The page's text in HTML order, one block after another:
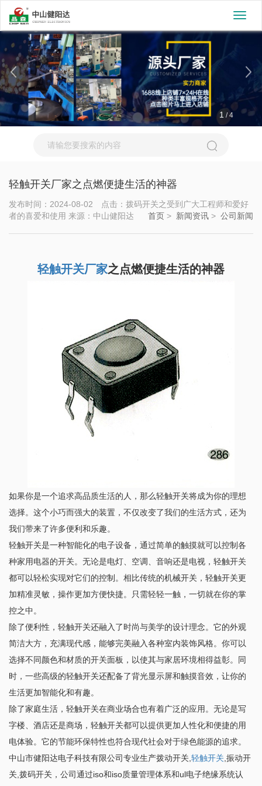
切
换
1/4
轻触开关厂家之点燃便捷生活的神器
发布时间：2024-08-02 点击：拨码开关之受到广大工程师和爱好
者的喜爱和使用 来源：中山健阳达
首页 > 新闻资讯 > 公司新闻
轻触开关厂家之点燃便捷生活的神器
如果你是一个追求高品质生活的人，那么轻触开关将成为你的理想
选择。这个小巧而强大的装置，不仅改变了我们的生活方式，还为
我们带来了许多便利和乐趣。
轻触开关是一种智能化的电子设备，通过简单的触摸就可以控制各
种家用电器的开关。无论是电灯、空调、音响还是电视，轻触开关
都可以轻松实现对它们的控制。相比传统的机械开关，轻触开关更
加精准灵敏，操作更加方便快捷。只需轻轻一触，一切就在你的掌
控之中。
除了便利性，轻触开关还融入了时尚与美学的设计理念。它的外观
简洁大方，充满现代感，能够完美融入各种室内装饰风格。你可以
选择不同颜色和材质的开关面板，以使其与家居环境相得益彰。同
时，一些高级的轻触开关还配备了背光显示屏和触摸音效，让你的
生活更加智能化和有趣。
除了家庭生活，轻触开关在商业场合也有着广泛的应用。无论是写
字楼、酒店还是商场，轻触开关都可以提供更加人性化和便捷的用
电体验。它的节能环保特性也符合现代社会对于绿色能源的追求。
中山市健阳达电子科技有限公司专业生产拨动开关,轻触开关,振动开
关,拨码开关，公司通过iso和iso质量管理体系和ul电子绝缘系统认